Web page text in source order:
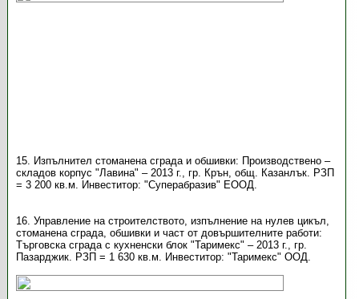
15. Изпълнител стоманена сграда и обшивки: Производствено –
складов корпус "Лавина" – 2013 г., гр. Крън, общ. Казанлък. РЗП
= 3 200 кв.м. Инвеститор: "Суперабразив" ЕООД.
16. Управление на строителството, изпълнение на нулев цикъл,
стоманена сграда, обшивки и част от довършителните работи:
Търговска сграда с кухненски блок "Таримекс" – 2013 г., гр.
Пазарджик. РЗП = 1 630 кв.м. Инвеститор: "Таримекс" ООД.